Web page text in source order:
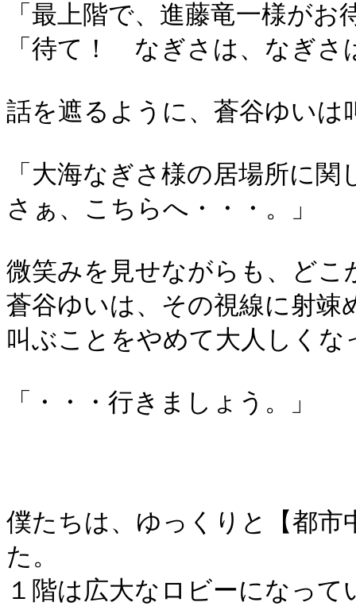
「最上階で、進藤竜一様が
「待て！ なぎさは、なぎさ
話を遮るように、蒼谷ゆいは
「大海なぎさ様の居場所に
さぁ、こちらへ・・・。」
微笑みを見せながらも、どこ
蒼谷ゆいは、その視線に射
叫ぶことをやめて大人しくな
「・・・行きましょう。」
僕たちは、ゆっくりと【都市
た。
１階は広大なロビーになっ